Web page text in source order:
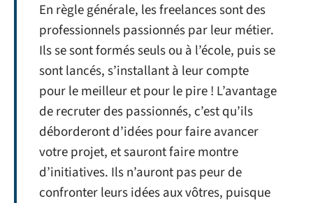
En règle générale, les freelances sont des
professionnels passionnés par leur métier.
Ils se sont formés seuls ou à l’école, puis se
sont lancés, s’installant à leur compte
pour le meilleur et pour le pire ! L’avantage
de recruter des passionnés, c’est qu’ils
déborderont d’idées pour faire avancer
votre projet, et sauront faire montre
d’initiatives. Ils n’auront pas peur de
confronter leurs idées aux vôtres, puisque